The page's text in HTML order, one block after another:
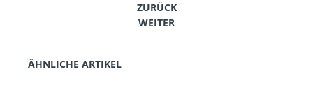
ZURÜCK
WEITER
ÄHNLICHE ARTIKEL